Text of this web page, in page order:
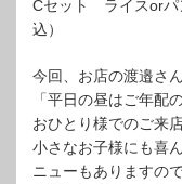
Cセット ライスorパ
込）
今回、お店の渡邉さ
「平日の昼はご年配
おひとり様でのご来
小さなお子様にも喜
ニューもありますの